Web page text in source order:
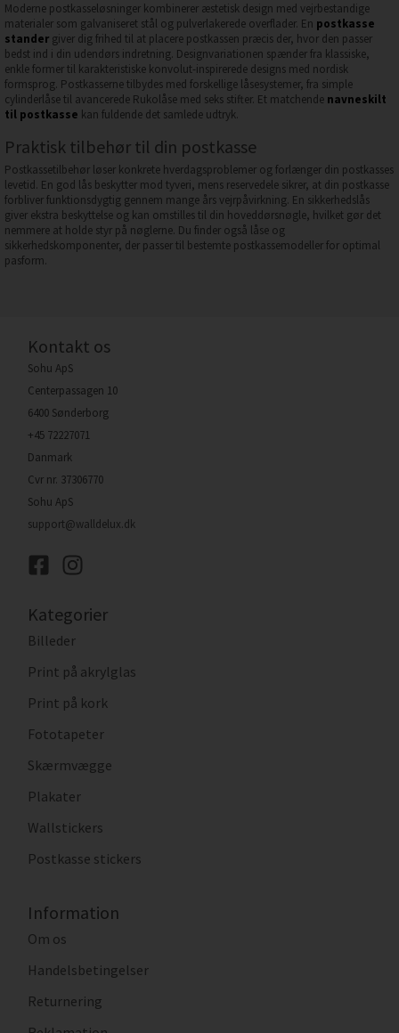
Moderne postkasseløsninger kombinerer æstetisk design med vejrbestandige
materialer som galvaniseret stål og pulverlakerede overflader. En postkasse
stander giver dig frihed til at placere postkassen præcis der, hvor den passer
bedst ind i din udendørs indretning. Designvariationen spænder fra klassiske,
enkle former til karakteristiske konvolut-inspirerede designs med nordisk
formsprog. Postkasserne tilbydes med forskellige låsesystemer, fra simple
cylinderlåse til avancerede Rukolåse med seks stifter. Et matchende navneskilt
til postkasse kan fuldende det samlede udtryk.
Praktisk tilbehør til din postkasse
Postkassetilbehør løser konkrete hverdagsproblemer og forlænger din postkasses
levetid. En god lås beskytter mod tyveri, mens reservedele sikrer, at din postkasse
forbliver funktionsdygtig gennem mange års vejrpåvirkning. En sikkerhedslås
giver ekstra beskyttelse og kan omstilles til din hoveddørsnøgle, hvilket gør det
nemmere at holde styr på nøglerne. Du finder også låse og
sikkerhedskomponenter, der passer til bestemte postkassemodeller for optimal
pasform.
Kontakt os
Sohu ApS
Centerpassagen 10
6400 Sønderborg
+45 72227071
Danmark
Cvr nr. 37306770
Sohu ApS
support@walldelux.dk
Kategorier
Billeder
Print på akrylglas
Print på kork
Fototapeter
Skærmvægge
Plakater
Wallstickers
Postkasse stickers
Information
Om os
Handelsbetingelser
Returnering